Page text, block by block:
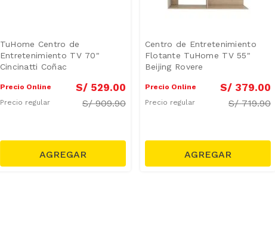
TuHome Centro de
Entretenimiento TV 70"
Cincinatti Coñac
Precio Online S/ 529.00
Precio regular S/909.90
Centro de Entretenimiento
Flotante TuHome TV 55"
Beijing Rovere
Precio Online S/ 379.00
Precio regular S/719.90